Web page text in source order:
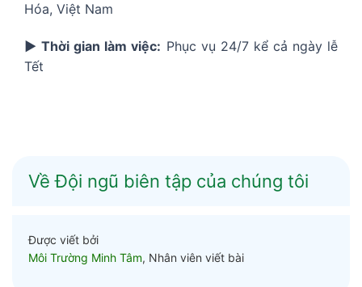
Hóa, Việt Nam
▶️ Thời gian làm việc: Phục vụ 24/7 kể cả ngày lễ
Tết
Về Đội ngũ biên tập của chúng tôi
Được viết bởi
Môi Trường Minh Tâm, Nhân viên viết bài